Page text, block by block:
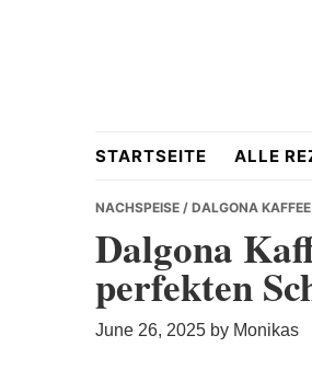
&
STARTSEITE ALLE
NACHSPEISE / DALGONA
Dalgona
perfekten
June 26, 2025 by Monikas